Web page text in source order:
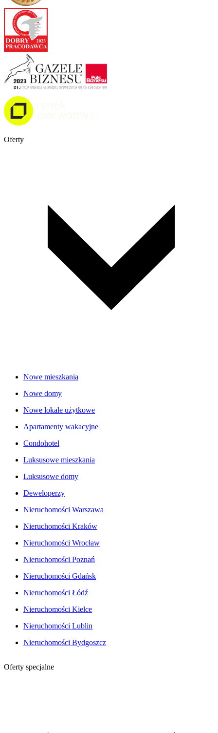
Oferty
Nowe mieszkania
Nowe domy
Nowe lokale użytkowe
Apartamenty wakacyjne
Condohotel
Luksusowe mieszkania
Luksusowe domy
Deweloperzy
Nieruchomości Warszawa
Nieruchomości Kraków
Nieruchomości Wrocław
Nieruchomości Poznań
Nieruchomości Gdańsk
Nieruchomości Łódź
Nieruchomości Kielce
Nieruchomości Lublin
Nieruchomości Bydgoszcz
Oferty specjalne